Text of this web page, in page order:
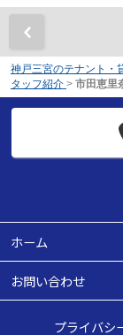
神戸三宮のテナント・
タッフ紹介 > 市田恵里
ホーム
お問い合わせ
プライバシ